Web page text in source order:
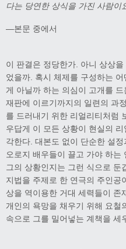
다는 당연한 상식을 가진 사람이
―본문 중에서
이 판결은 정당한가. 아니 상상
었을까. 혹시 체제를 구성하는
게 아닐까 하는 의심이 고개를
재판에 이르기까지의 일련의 과
를 드러내기 위한 리얼리티처럼
우답게 이 모든 상황이 현실의
각한다. 대본도 없이 단순한 설
오로지 배우들이 끌고 가야 하는
그의 상황인지는 그런 식으로 둔
지법을 주제로 한 연극의 주인공
상을 역이용한 거대 세력들이 존
개인의 욕망을 채우기 위해 요철
속으로 그를 밀어넣는 계책을 세